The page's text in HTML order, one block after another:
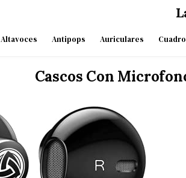
Altavoces Antipops Auriculares
Cascos Con